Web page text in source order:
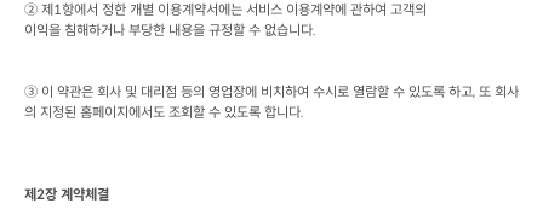
② 제 1항에서 정한 개별 이용계약서에는 서비스 이용계약에 관하여 고객의
이익을 침해하거나 부당한 내용을 규정할 수 없습니다.
③ 이 약관은 회사 및 대리점 등의 영업장에 비치하여 수시로 열람할 수 있도록 하고, 또 회사
의 지정된 홈페이지에서도 조회할 수 있도록 합니다.
제 2장 계약체결